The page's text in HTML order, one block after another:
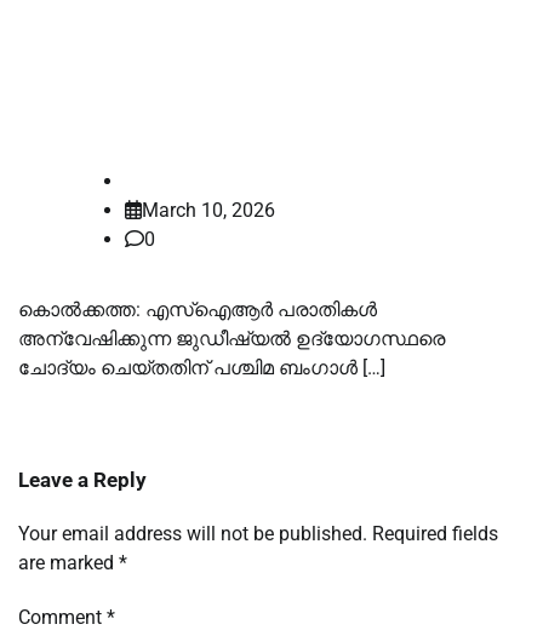
March 10, 2026
0
കൊൽക്കത്ത: എസ്‌ഐആർ പരാതികൾ
അന്വേഷിക്കുന്ന ജുഡീഷ്യൽ ഉദ്യോഗസ്ഥരെ
ചോദ്യം ചെയ്തതിന് പശ്ചിമ ബംഗാൾ […]
Leave a Reply
Your email address will not be published. Required fields
are marked *
Comment *